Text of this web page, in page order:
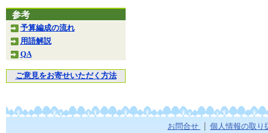
参考
予算編成の流れ
用語解説
QA
ご意見をお寄せいただく方法
お問合せ 個人情報の取り